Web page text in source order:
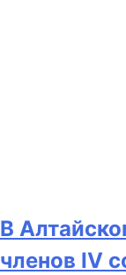
В
членов IV